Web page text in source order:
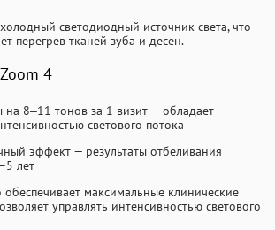
светодиодный источник света, что
перегрев тканей зуба и десен.
4
на 8‒11 тонов за 1 визит — обладает
светового потока
эффект — результаты отбеливания
лет
обеспечивает максимальные клинические
управлять интенсивностью светового